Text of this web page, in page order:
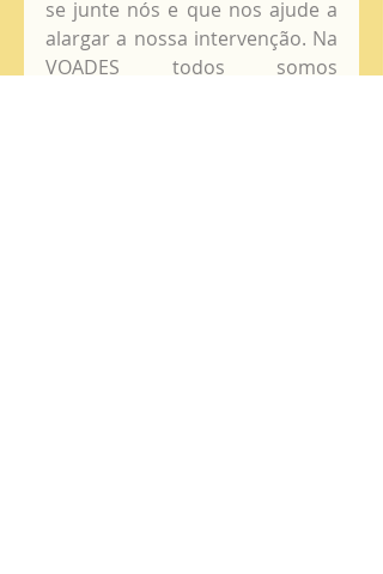
se junte nós e que nos ajude a
alargar a nossa intervenção. Na
VOADES todos somos